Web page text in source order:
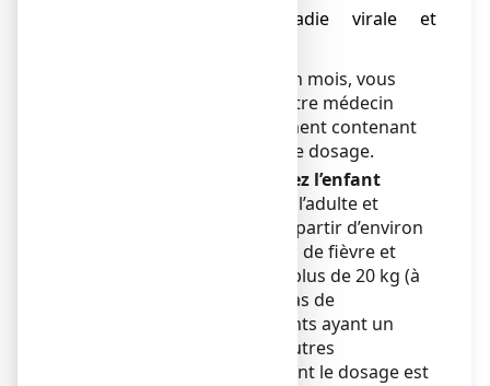
présentant une maladie virale et
Si votre enfant a moins d’un mois, vous
devez d’abord consulter votre médecin
avant d’utiliser un médicament contenant
de l’aspirine, quel que soit le dosage.
Pendant le traitement chez l’enfant
Ce dosage est adapté pour l’adulte et
l’enfant de plus de 30 kg (à partir d’environ
9 ans) en cas de douleur ou de fièvre et
pour l’adulte et l’enfant de plus de 20 kg (à
partir d’environ 6 ans) en cas de
rhumatisme. Pour les enfants ayant un
poids différent, il existe d’autres
présentations d’aspirine dont le dosage est